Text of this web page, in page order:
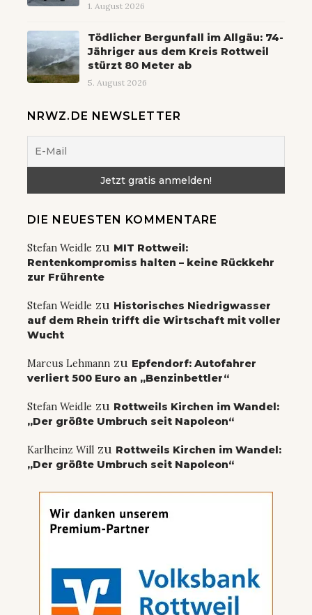
1. August 2026
Tödlicher Bergunfall im Allgäu: 74-
Jähriger aus dem Kreis Rottweil
stürzt 80 Meter ab
5. August 2026
NRWZ.DE NEWSLETTER
DIE NEUESTEN KOMMENTARE
Stefan Weidle zu MIT Rottweil:
Rentenkompromiss halten – keine Rückkehr
zur Frührente
Stefan Weidle zu Historisches Niedrigwasser
auf dem Rhein trifft die Wirtschaft mit voller
Wucht
Marcus Lehmann zu Epfendorf: Autofahrer
verliert 500 Euro an „Benzinbettler“
Stefan Weidle zu Rottweils Kirchen im Wandel:
„Der größte Umbruch seit Napoleon“
Karlheinz Will zu Rottweils Kirchen im Wandel:
„Der größte Umbruch seit Napoleon“